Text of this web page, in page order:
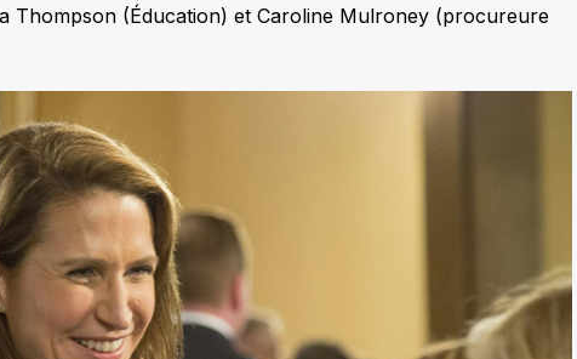
Thompson (Éducation) et Caroline Mulroney (procureure